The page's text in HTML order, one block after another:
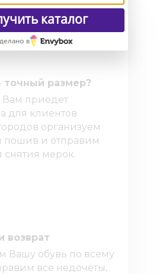
возврат
Вам приедет
для клиентов
организуем
пошив и отправим
снятия мерок.
точный размер?
Вашу обувь по всему
все недочёты,
каталог
в